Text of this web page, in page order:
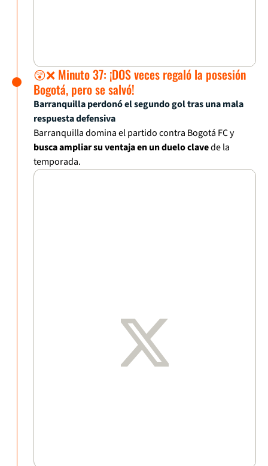
😲❌ Minuto 37: ¡DOS veces regaló la posesión
Bogotá, pero se salvó!
Barranquilla perdonó el segundo gol tras una mala
respuesta defensiva
Barranquilla domina el partido contra Bogotá FC y
busca ampliar su ventaja en un duelo clavede la
temporada.